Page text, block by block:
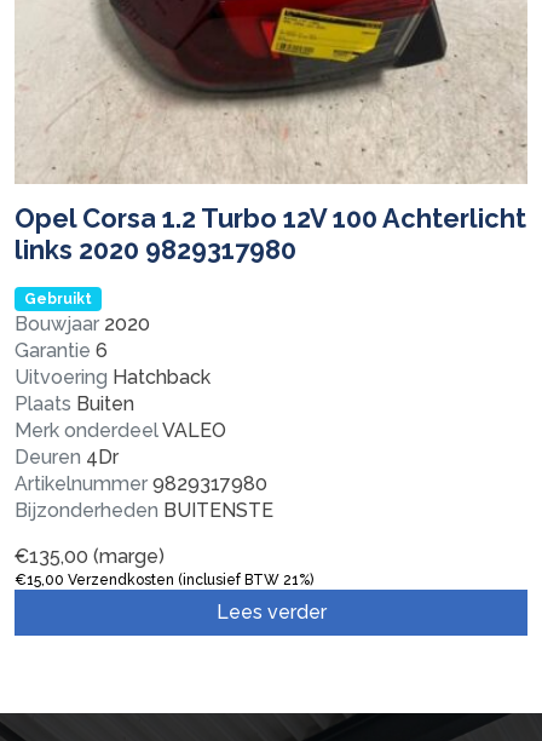
Opel Corsa 1.2 Turbo 12V 100 Achterlicht
links 2020 9829317980
Gebruikt
Bouwjaar 2020
Garantie 6
Uitvoering Hatchback
Plaats Buiten
Merk onderdeelVALEO
Deuren 4Dr
Artikelnummer 9829317980
Bijzonderheden BUITENSTE
€135,00 (marge)
€15,00 Verzendkosten (inclusief BTW 21%)
Lees verder